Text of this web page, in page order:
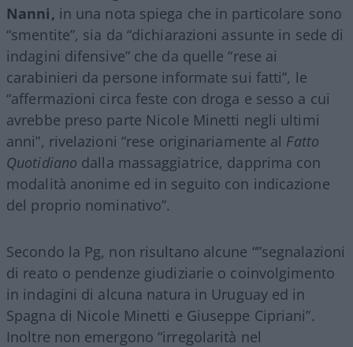
Nanni, in una nota spiega che in particolare sono
“smentite”, sia da “dichiarazioni assunte in sede di
indagini difensive” che da quelle “rese ai
carabinieri da persone informate sui fatti”, le
“affermazioni circa feste con droga e sesso a cui
avrebbe preso parte Nicole Minetti negli ultimi
anni”, rivelazioni “rese originariamente al Fatto
Quotidiano dalla massaggiatrice, dapprima con
modalità anonime ed in seguito con indicazione
del proprio nominativo”.
Secondo la Pg, non risultano alcune “”segnalazioni
di reato o pendenze giudiziarie o coinvolgimento
in indagini di alcuna natura in Uruguay ed in
Spagna di Nicole Minetti e Giuseppe Cipriani”.
Inoltre non emergono “irregolarità nel